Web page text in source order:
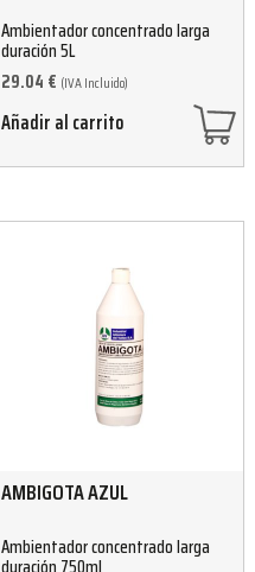
Ambientador concentrado larga
duración 5L
29.04 € (IVA Incluido)
Añadir al carrito
AMBIGOTA AZUL
Ambientador concentrado larga